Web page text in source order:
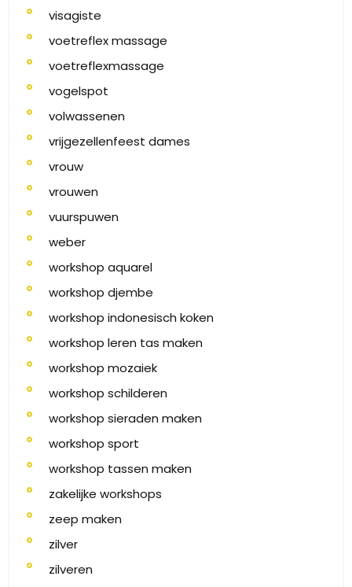
visagiste
voetreflex massage
voetreflexmassage
vogelspot
volwassenen
vrijgezellenfeest dames
vrouw
vrouwen
vuurspuwen
weber
workshop aquarel
workshop djembe
workshop indonesisch koken
workshop leren tas maken
workshop mozaiek
workshop schilderen
workshop sieraden maken
workshop sport
workshop tassen maken
zakelijke workshops
zeep maken
zilver
zilveren